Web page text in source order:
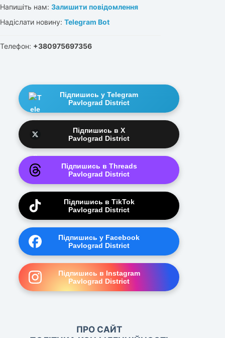
Напишіть нам: Залишити повідомлення
Надіслати новину: Telegram Bot
Телефон: +380975697356
Підпишись у Telegram
Pavlograd District
Підпишись в X
Pavlograd District
Підпишись в Threads
Pavlograd District
Підпишись в TikTok
Pavlograd District
Підпишись у Facebook
Pavlograd District
Підпишись в Instagram
Pavlograd District
ПРО САЙТ